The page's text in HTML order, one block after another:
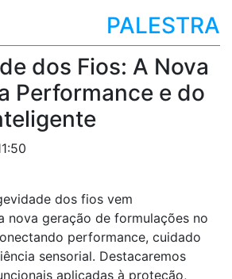
PALESTRA
dos Fios: A Nova
Performance e do
dos fios vem
nova geração de formulações no
performance, cuidado
sensorial. Destacaremos
aplicadas à proteção,